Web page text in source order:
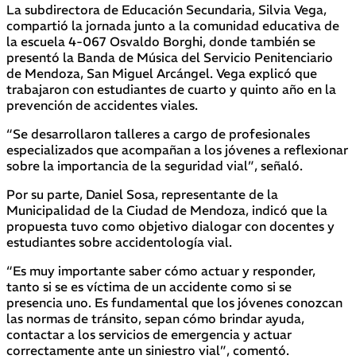
La subdirectora de Educación Secundaria, Silvia Vega,
compartió la jornada junto a la comunidad educativa de
la escuela 4-067 Osvaldo Borghi, donde también se
presentó la Banda de Música del Servicio Penitenciario
de Mendoza, San Miguel Arcángel. Vega explicó que
trabajaron con estudiantes de cuarto y quinto año en la
prevención de accidentes viales.
“Se desarrollaron talleres a cargo de profesionales
especializados que acompañan a los jóvenes a reflexionar
sobre la importancia de la seguridad vial”, señaló.
Por su parte, Daniel Sosa, representante de la
Municipalidad de la Ciudad de Mendoza, indicó que la
propuesta tuvo como objetivo dialogar con docentes y
estudiantes sobre accidentología vial.
“Es muy importante saber cómo actuar y responder,
tanto si se es víctima de un accidente como si se
presencia uno. Es fundamental que los jóvenes conozcan
las normas de tránsito, sepan cómo brindar ayuda,
contactar a los servicios de emergencia y actuar
correctamente ante un siniestro vial”, comentó.